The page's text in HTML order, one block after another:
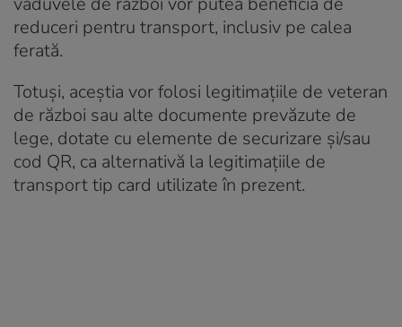
reduceri pentru transport, inclusiv pe calea
ferată.
Totuși, aceștia vor folosi legitimațiile de veteran
de război sau alte documente prevăzute de
lege, dotate cu elemente de securizare și/sau
cod QR, ca alternativă la legitimațiile de
transport tip card utilizate în prezent.